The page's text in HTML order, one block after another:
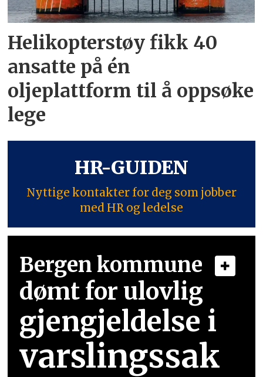
Helikopterstøy fikk 40
ansatte på én
oljeplattform til å oppsøke
lege
HR-GUIDEN
Nyttige kontakter for deg som jobber
med HR og ledelse
Bergen kommune
dømt for ulovlig
gjengjeldelse i
varslingssak